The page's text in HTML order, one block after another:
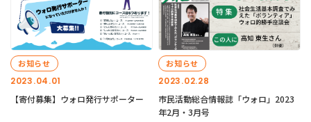
2023.04.01
お知らせ
【寄付募集】ウォロ発行サポーター
2023.02.28
お知らせ
市民活動総合情報誌「ウォロ」2023
年2月・3月号